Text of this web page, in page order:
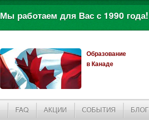
Мы работаем для Вас с 1990 года!
Образование
в Канаде
FAQ АКЦИИ СОБЫТИЯ БЛОГ